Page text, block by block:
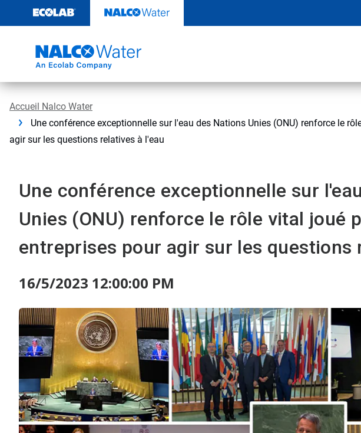
contenu
Accueil Nalco Water
Une conférence exceptionnelle sur l'eau des Nations Unies (ONU) renforce le
agir sur les questions relatives à l'eau
Une conférence exceptionnelle sur
Unies (ONU) renforce le rôle vital joué
entreprises pour agir sur les questions
16/5/2023 12:00:00 PM